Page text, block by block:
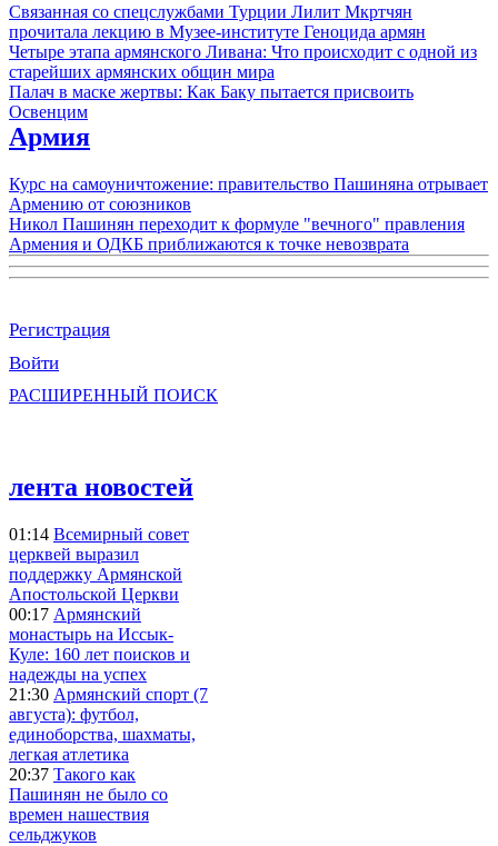
Связанная со спецслужбами Турции Лилит Мкртчян
прочитала лекцию в Музее-институте Геноцида армян
Четыре этапа армянского Ливана: Что происходит с одной из
старейших армянских общин мира
Палач в маске жертвы: Как Баку пытается присвоить
Освенцим
Армия
Курс на самоуничтожение: правительство Пашиняна отрывает
Армению от союзников
Никол Пашинян переходит к формуле "вечного" правления
Армения и ОДКБ приближаются к точке невозврата
Регистрация
Войти
РАСШИРЕННЫЙ ПОИСК
лента новостей
01:14 Всемирный совет
церквей выразил
поддержку Армянской
Апостольской Церкви
00:17 Армянский
монастырь на Иссык-
Куле: 160 лет поисков и
надежды на успех
21:30 Армянский спорт (7
августа): футбол,
единоборства, шахматы,
легкая атлетика
20:37 Такого как
Пашинян не было со
времен нашествия
сельджуков